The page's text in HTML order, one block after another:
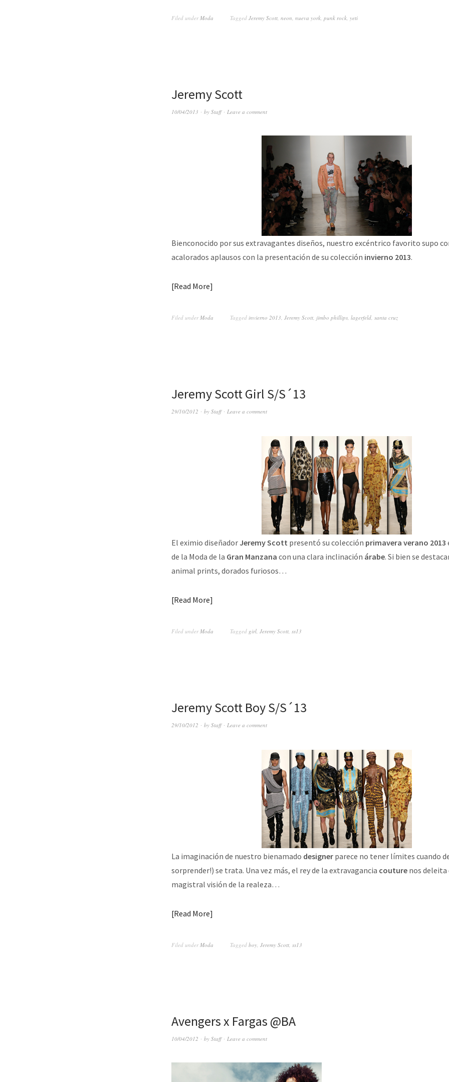
Filed underModa Tagged Jeremy Scott, neon, nueva york, punk rock, yeti
Jeremy Scott
10/04/2013 by Staff Leave a comment
Bienconocido por sus extravagantes diseños, nuestro excéntrico favorito supo
acalorados aplausos con la presentación de su colección invierno 2013.
Read More
Filed underModa Tagged invierno 2013, Jeremy Scott, jimbo phillips, lagerfeld, santa cruz
Jeremy Scott Girl S/S´13
29/10/2012 by Staff Leave a comment
El eximio diseñadorJeremy Scott presentó su colección primavera verano 2013
de la Moda de la Gran Manzana con una clara inclinación árabe. Si bien se
animal prints, dorados furiosos…
Read More
Filed underModa Tagged girl, Jeremy Scott, ss13
Jeremy Scott Boy S/S´13
29/10/2012 by Staff Leave a comment
La imaginación de nuestro bienamado designer parece no tener límites cuando
sorprender!) se trata. Una vez más, el rey de la extravagancia couture nos deleita
magistral visión de la realeza…
Read More
Filed underModa Tagged boy, Jeremy Scott, ss13
Avengers x Fargas @BA
10/04/2012 by Staff Leave a comment